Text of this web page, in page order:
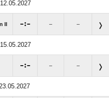
II : – –
: – –